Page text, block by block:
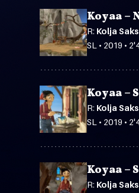
Koyaa
R: Kolja
SL • 2019 •
Koyaa –
R: Kolja
SL • 2019 •
Koyaa –
R: Kolja